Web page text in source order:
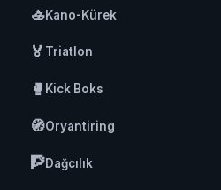
🚣Kano-Kürek
🏅 Triatlon
🥊 Kick Boks
🧭Oryantiring
🧗Dağcılık